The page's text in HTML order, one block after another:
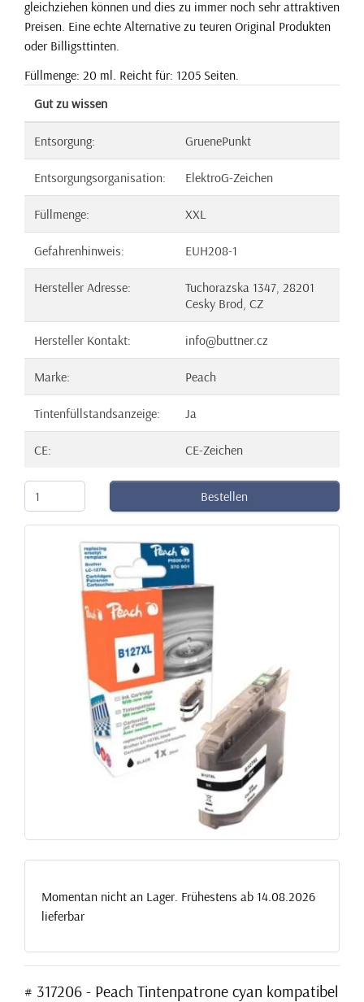
gleichziehen können und dies zu immer noch sehr attraktiven
Preisen. Eine echte Alternative zu teuren Original Produkten
oder Billigsttinten.
Füllmenge: 20 ml. Reicht für: 1205 Seiten.
Gut zu wissen
Entsorgung: GruenePunkt
Entsorgungsorganisation: ElektroG-Zeichen
Füllmenge: XXL
Gefahrenhinweis: EUH208-1
Hersteller Adresse:
Tuchorazska 1347, 28201
Cesky Brod, CZ
Hersteller Kontakt: info@buttner.cz
Marke: Peach
Tintenfüllstandsanzeige: Ja
CE: CE-Zeichen
Bestellen
Momentan nicht an Lager. Frühestens ab 14.08.2026
lieferbar
# 317206 - Peach Tintenpatrone cyan kompatibel